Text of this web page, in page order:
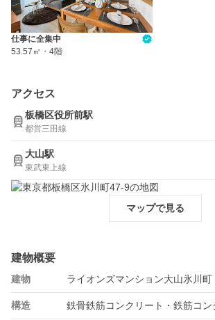
仕事に全集中
53.57㎡ ・ 4階
アクセス
板橋区役所前駅
都営三田線
大山駅
東武東上線
マップで見る
建物概要
建物 ライオンズマンション大山氷川町
構造 鉄骨鉄筋コンクリート・鉄筋コン